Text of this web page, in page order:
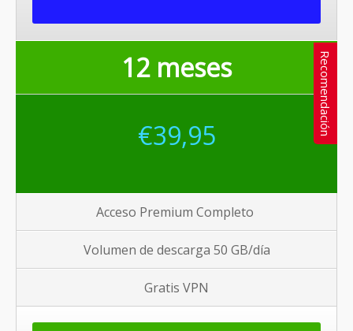
12 meses
€39,95
Acceso Premium Completo
Volumen de descarga 50 GB/día
Gratis VPN
Recomendación